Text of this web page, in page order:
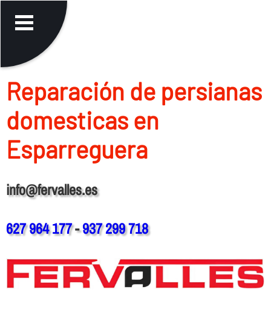
Reparación de persianas
domesticas en
Esparreguera
info@fervalles.es
627 964 177-937 299 718